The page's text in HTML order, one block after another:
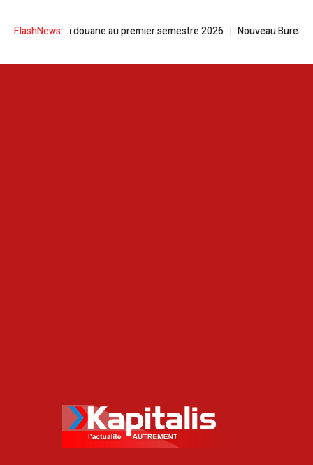
FlashNews:
de la douane au premier semestre 2026 Nouveau Bureau de